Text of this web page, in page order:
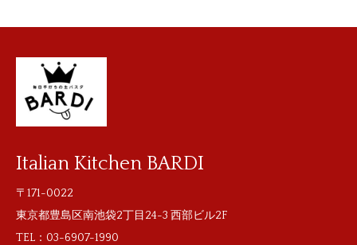
Italian Kitchen BARDI
〒171-0022
東京都豊島区南池袋2丁目24-3 西部ビル2F
TEL： 03-6907-1990